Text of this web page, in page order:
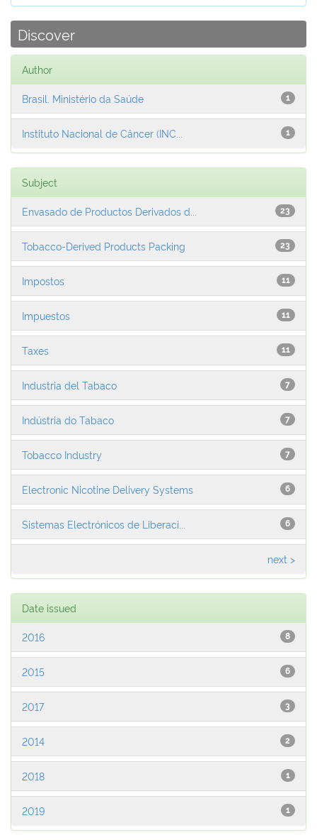
Discover
Author
1
Brasil. Ministério da Saúde
1
Instituto Nacional de Câncer (INC...
Subject
23
Envasado de Productos Derivados d...
23
Tobacco-Derived Products Packing
11
Impostos
11
Impuestos
11
Taxes
7
Industria del Tabaco
7
Indústria do Tabaco
7
Tobacco Industry
6
Electronic Nicotine Delivery Systems
6
Sistemas Electrónicos de Liberaci...
next >
Date issued
8
2016
6
2015
3
2017
2
2014
1
2018
1
2019